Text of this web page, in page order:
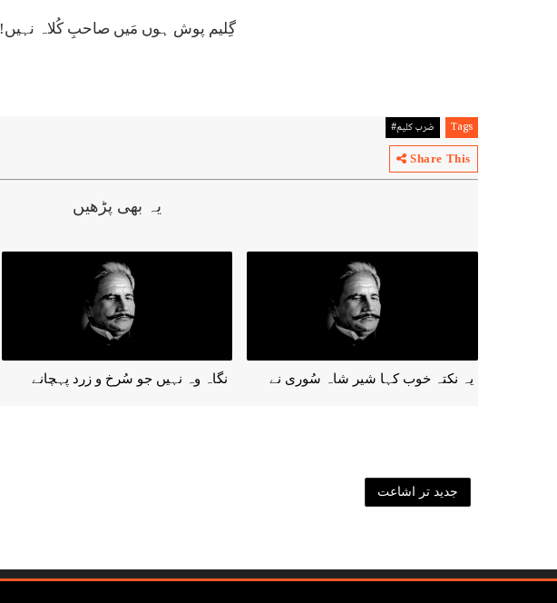
گِلیم پوش ہوں مَیں صاحبِ کُلاہ نہیں!
Tags ضرب کلیم#
Share This
یہ بھی پڑھیں
نگاہ وہ نہیں جو سُرخ و زرد پہچانے یہ نکتہ خوب کہا شیر شاہ سُوری نے
جدید تر اشاعت